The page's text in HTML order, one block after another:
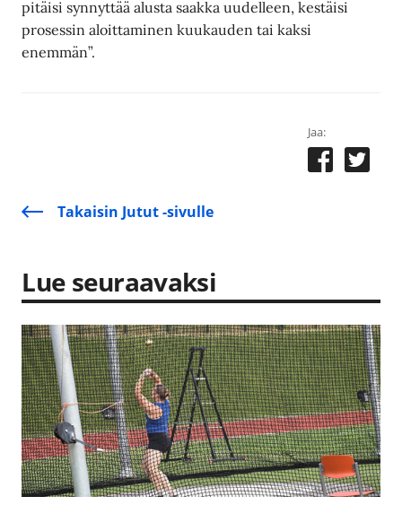
pitäisi synnyttää alusta saakka uudelleen, kestäisi
prosessin aloittaminen kuukauden tai kaksi
enemmän”.
Jaa:
Takaisin Jutut -sivulle
Lue seuraavaksi